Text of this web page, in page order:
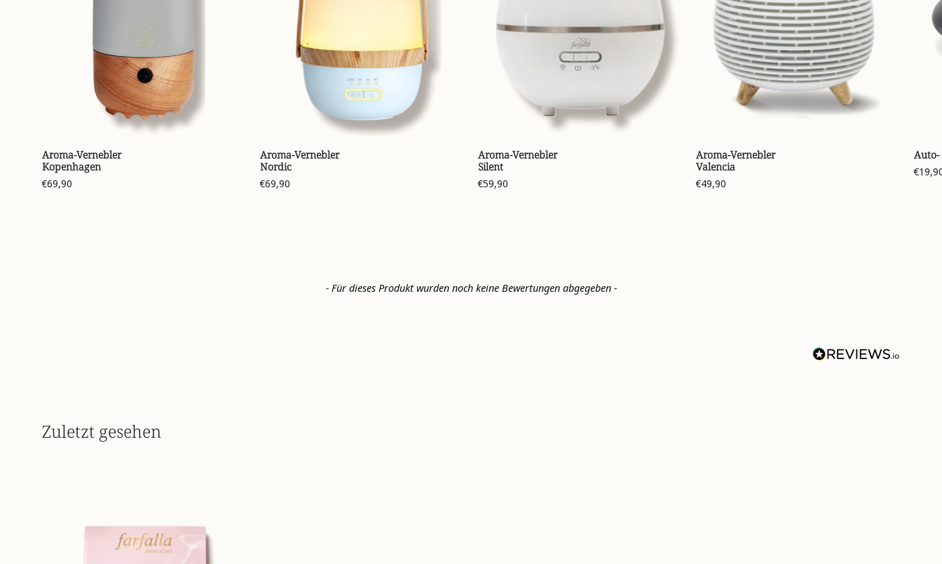
Aroma-Vernebler
Kopenhagen
€69,90
Aroma-Vernebler
Nordic
€69,90
Aroma-Vernebler
Silent
€59,90
Aroma-Vernebler
Valencia
€49,90
Auto-
- Für dieses Produkt wurden noch keine Bewertungen abgegeben -
Zuletzt gesehen
front-
7612534111027_01.webp